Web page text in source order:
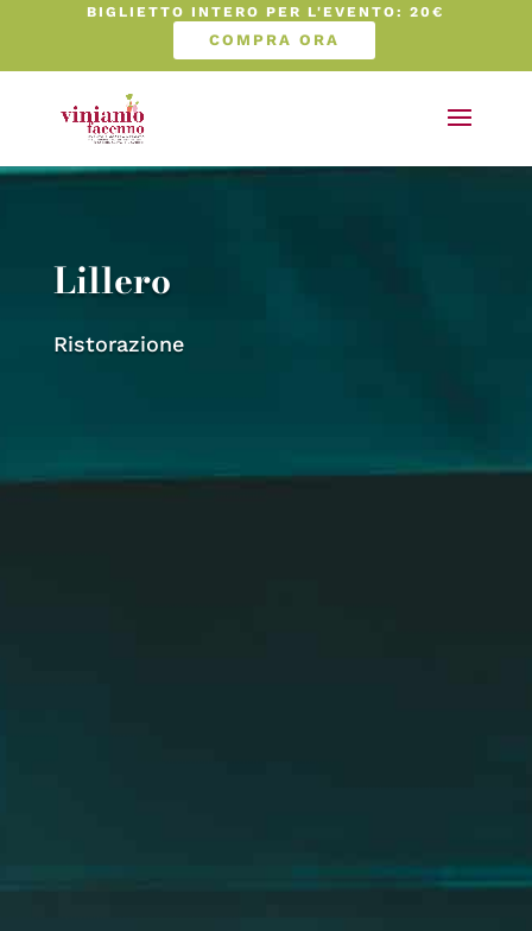
BIGLIETTO INTERO PER L'EVENTO: 20€
COMPRA ORA
Lillero
Ristorazione